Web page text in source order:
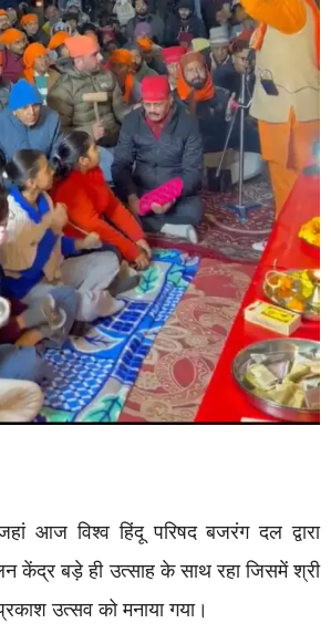
आज विश्व हिंदू परिषद बजरंग दल द्वारा
केंद्र बड़े ही उत्साह के साथ रहा जिसमें श्री
उत्सव को मनाया गया।